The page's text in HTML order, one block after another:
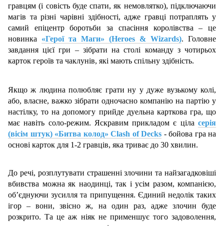
гравцям (і совість буде спати, як немовлятко), підключаючи
магів та різні чарівні здібності, адже гравці потраплять у
самий епіцентр боротьби за спасіння королівства – це
новинка «Герої та Маги» (Heroes & Wizards). Головне
завдання цієї гри – зібрати на столі команду з чотирьох
карток героїв та чаклунів, які мають спільну здібність.
Якщо ж людина полюбляє грати ну у дуже вузькому колі,
або, власне, важко зібрати одночасно компанію на партію у
настілку, то на допомогу прийде дуельна карткова гра, що
має навіть соло-режим. Яскравим прикладом є ціла серія
(вісім штук) «Битва колод» Clash of Decks - бойова гра на
основі карток для 1-2 гравців, яка триває до 30 хвилин.
До речі, розплутувати страшенні злочини та найзагадковіші
вбивства можна як наодинці, так і усім разом, компанією,
об’єднуючи зусилля та припущення. Єдиний недолік таких
ігор – вони, звісно ж, на один раз, адже злочин буде
розкрито. Та це аж ніяк не применшує того задоволення,